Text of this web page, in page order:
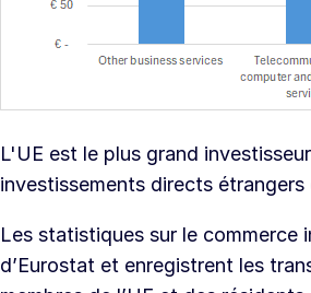
L'UE est le plus grand
investissements directs étrangers
Les statistiques sur le commerce
d’Eurostat et enregistrent les